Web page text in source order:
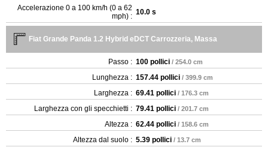
Accelerazione 0 a 100 km/h (0 a 62
mph) : 10.0 s
Fiat Grande Panda 1.2 Hybrid eDCT Carrozzeria, Massa
Passo : 100 pollici / 254.0 cm
Lunghezza : 157.44 pollici / 399.9 cm
Larghezza : 69.41 pollici / 176.3 cm
Larghezza con gli specchietti : 79.41 pollici / 201.7 cm
Altezza : 62.44 pollici / 158.6 cm
Altezza dal suolo : 5.39 pollici / 13.7 cm